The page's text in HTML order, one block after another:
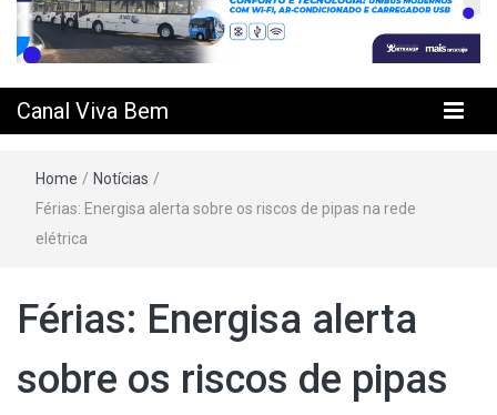
Bem
Canal Viva Bem
Home / Notícias /
Férias: Energisa alerta sobre os riscos de pipas na rede
elétrica
Férias: Energisa alerta
sobre os riscos de pipas